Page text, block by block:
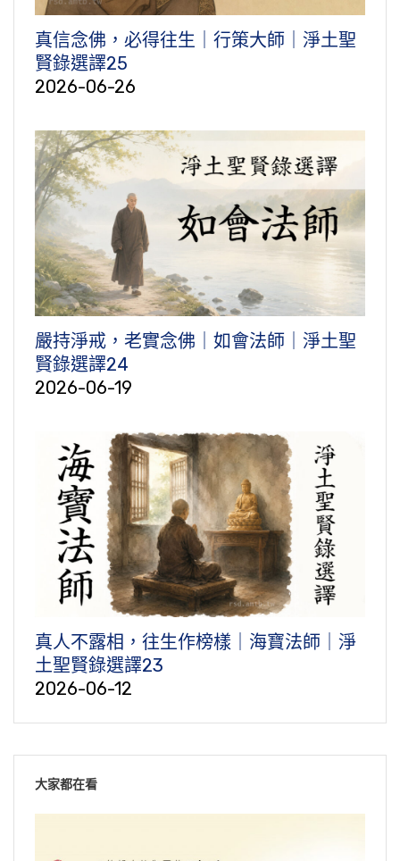
真信念佛，必得往生｜行策大師｜淨土聖
賢錄選譯25
2026-06-26
嚴持淨戒，老實念佛｜如會法師｜淨土聖
賢錄選譯24
2026-06-19
真人不露相，往生作榜樣｜海寶法師｜淨
土聖賢錄選譯23
2026-06-12
大家都在看